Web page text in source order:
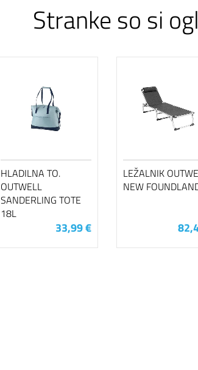
Stranke so si
HLADILNA TO.
OUTWELL
SANDERLING TOTE
18L
33,99 €
LEŽALNIK
NEW